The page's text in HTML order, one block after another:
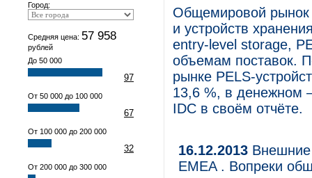
Город:
Средняя цена: 57 958
рублей
До 50 000
97
От 50 000 до 100 000
67
От 100 000 до 200 000
32
От 200 000 до 300 000
Общемировой рынок
и устройств
entry-level storage,
объемам поставок.
рынке PELS-
13,6 %, в денежном
IDC в своём отчёте.
16.12.2013 Внешние
EMEA . Вопреки